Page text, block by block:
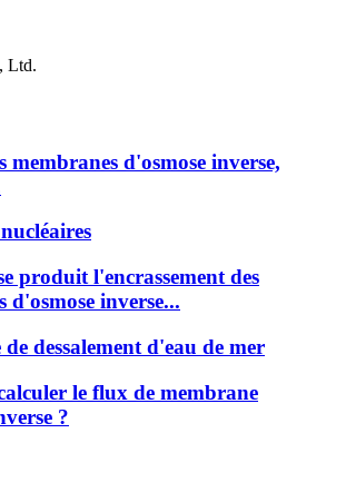
Ltd.
membranes d'osmose inverse,
produit l'encrassement des
d'osmose inverse...
dessalement d'eau de mer
le flux de membrane
?